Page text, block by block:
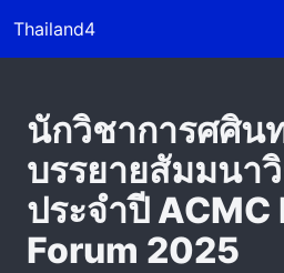
Thailand4
นักวิชาการศศิน
บรรยายสัมมนา
ประจำปี
Forum 2025